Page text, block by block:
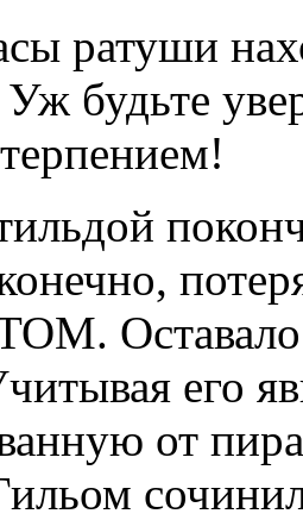
ратуши
будьте
его
от